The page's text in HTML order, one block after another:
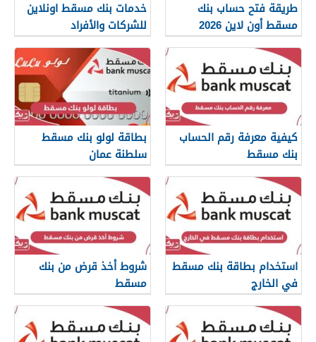
طريقة فتح حساب بنك
مسقط أون لاين 2026
خدمات بنك مسقط اونلاين
للشركات والأفراد
كيفية معرفة رقم الحساب
بنك مسقط
بطاقة لولو بنك مسقط
سلطنة عمان
استخدام بطاقة بنك مسقط
في الخارج
شروط أخذ قرض من بنك
مسقط